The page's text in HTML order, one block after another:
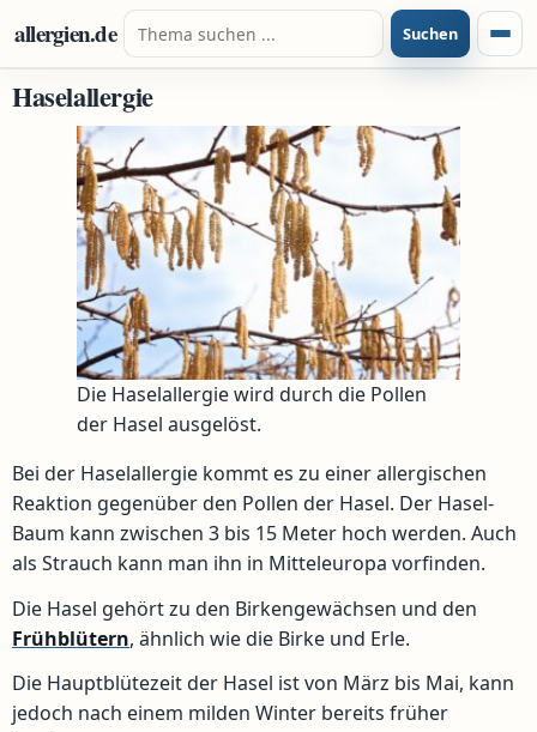
Zum Inhalt springen
allergien.de Suche nach: Suchen
Haselallergie
Die Haselallergie wird durch die Pollen
der Hasel ausgelöst.
Bei der Haselallergie kommt es zu einer allergischen
Reaktion gegenüber den Pollen der Hasel. Der Hasel-
Baum kann zwischen 3 bis 15 Meter hoch werden. Auch
als Strauch kann man ihn in Mitteleuropa vorfinden.
Die Hasel gehört zu den Birkengewächsen und den
Frühblütern, ähnlich wie die Birke und Erle.
Die Hauptblütezeit der Hasel ist von März bis Mai, kann
jedoch nach einem milden Winter bereits früher